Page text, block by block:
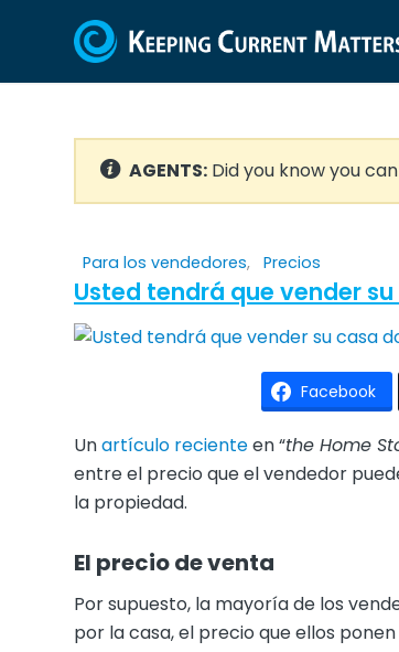
AGENTS: Did you know you
Para los vendedores, Precios
Usted tendrá que vender
Facebook
Unartículo recienteen “the Home
entre el precio que el vendedor
la propiedad.
El precio de venta
Por supuesto, la mayoría de los
por la casa, el precio que ellos